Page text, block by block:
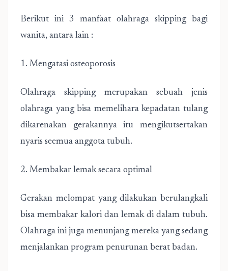
Berikut ini 3 manfaat olahraga skipping bagi
wanita, antara lain :
1. Mengatasi osteoporosis
Olahraga skipping merupakan sebuah jenis
olahraga yang bisa memelihara kepadatan tulang
dikarenakan gerakannya itu mengikutsertakan
nyaris seemua anggota tubuh.
2. Membakar lemak secara optimal
Gerakan melompat yang dilakukan berulangkali
bisa membakar kalori dan lemak di dalam tubuh.
Olahraga ini juga menunjang mereka yang sedang
menjalankan program penurunan berat badan.